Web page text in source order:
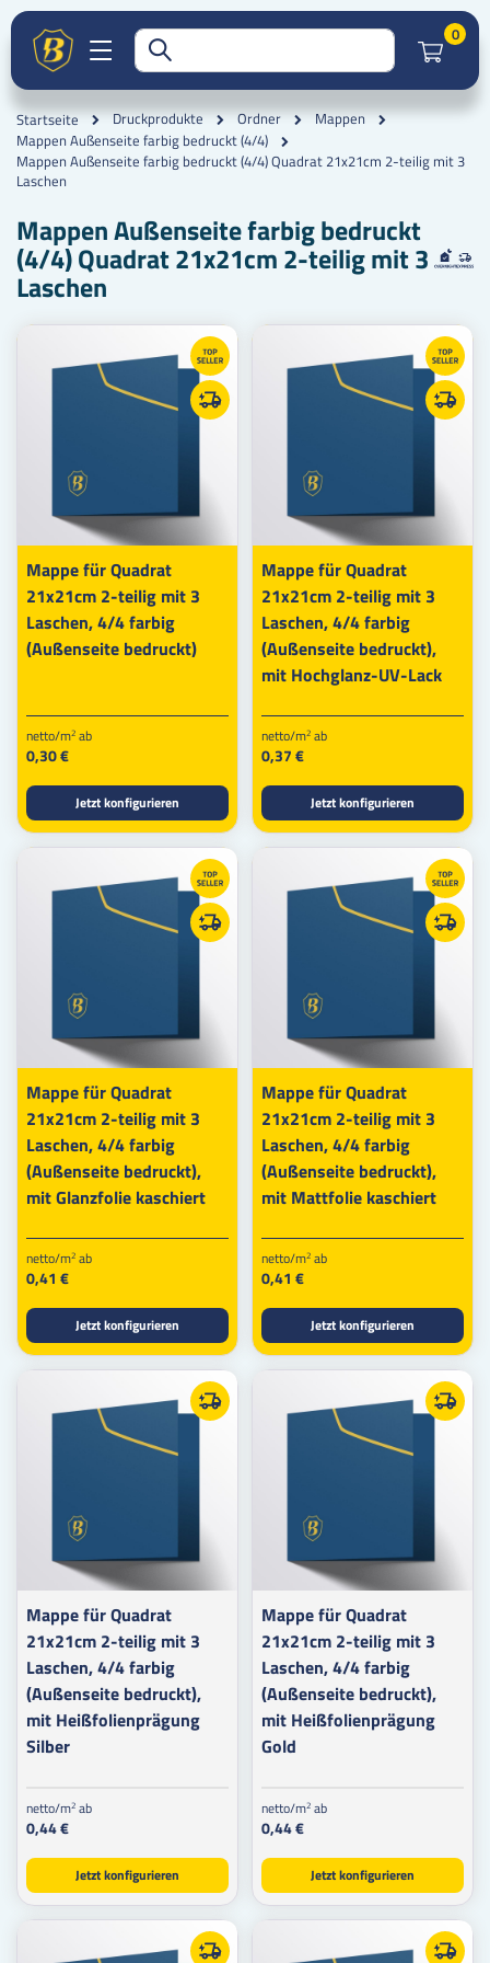
0
Startseite Druckprodukte Ordner
Mappen
Mappen Außenseite farbig bedruckt (4/4)
Mappen Außenseite farbig bedruckt (4/4) Quadrat 21x21cm 2-teilig mit 3
Laschen
Mappen Außenseite farbig bedruckt
(4/4) Quadrat 21x21cm 2-teilig mit 3
Laschen
Mappe für Quadrat
21x21cm 2-teilig mit 3
Laschen, 4/4 farbig
(Außenseite bedruckt)
netto/m2 ab
0,30 €
Jetzt konfigurieren
Mappe für Quadrat
21x21cm 2-teilig mit 3
Laschen, 4/4 farbig
(Außenseite bedruckt),
mit Hochglanz-UV-Lack
netto/m2 ab
0,37 €
Jetzt konfigurieren
Mappe für Quadrat
21x21cm 2-teilig mit 3
Laschen, 4/4 farbig
(Außenseite bedruckt),
mit Glanzfolie kaschiert
netto/m2 ab
0,41 €
Jetzt konfigurieren
Mappe für Quadrat
21x21cm 2-teilig mit 3
Laschen, 4/4 farbig
(Außenseite bedruckt),
mit Mattfolie kaschiert
netto/m2 ab
0,41 €
Jetzt konfigurieren
Mappe für Quadrat
21x21cm 2-teilig mit 3
Laschen, 4/4 farbig
(Außenseite bedruckt),
mit Heißfolienprägung
Silber
netto/m2 ab
0,44 €
Jetzt konfigurieren
Mappe für Quadrat
21x21cm 2-teilig mit 3
Laschen, 4/4 farbig
(Außenseite bedruckt),
mit Heißfolienprägung
Gold
netto/m2 ab
0,44 €
Jetzt konfigurieren